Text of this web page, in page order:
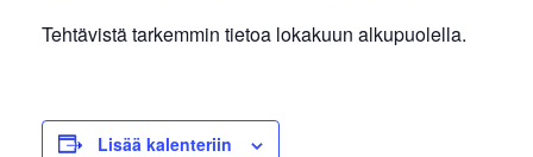
Tehtävistä tarkemmin tietoa lokakuun alkupuolella.
Lisää kalenteriin